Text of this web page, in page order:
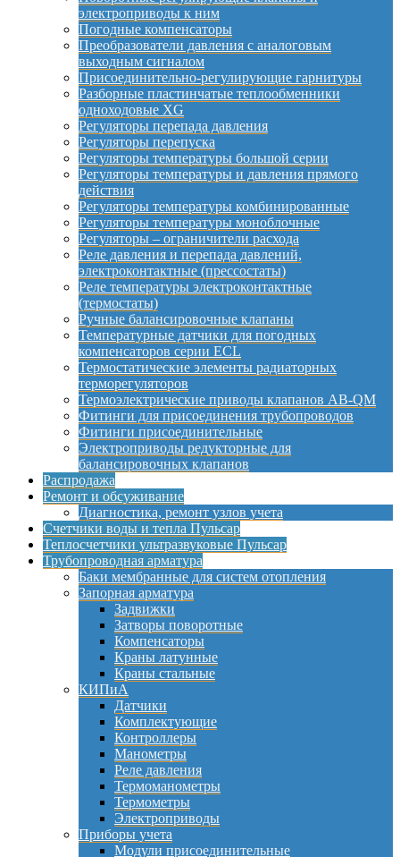
электроприводы к ним
Погодные компенсаторы
Преобразователи давления с аналоговым
выходным сигналом
Присоединительно-регулирующие гарнитуры
Разборные пластинчатые теплообменники
одноходовые XG
Регуляторы перепада давления
Регуляторы перепуска
Регуляторы температуры большой серии
Регуляторы температуры и давления прямого
действия
Регуляторы температуры комбинированные
Регуляторы температуры моноблочные
Регуляторы – ограничители расхода
Реле давления и перепада давлений,
электроконтактные (прессостаты)
Реле температуры электроконтактные
(термостаты)
Ручные балансировочные клапаны
Температурные датчики для погодных
компенсаторов серии ECL
Термостатические элементы радиаторных
терморегуляторов
Термоэлектрические приводы клапанов AB-QM
Фитинги для присоединения трубопроводов
Фитинги присоединительные
Электроприводы редукторные для
балансировочных клапанов
Распродажа
Ремонт и обсуживание
Диагностика, ремонт узлов учета
Счетчики воды и тепла Пульсар
Теплосчетчики ультразвуковые Пульсар
Трубопроводная арматура
Баки мембранные для систем отопления
Запорная арматура
Задвижки
Затворы поворотные
Компенсаторы
Краны латунные
Краны стальные
КИПиА
Датчики
Комплектующие
Контроллеры
Манометры
Реле давления
Термоманометры
Термометры
Электроприводы
Приборы учета
Модули присоединительные